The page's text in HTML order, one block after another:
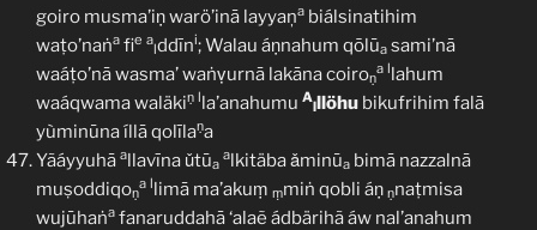
goiro musma’iṇ warö’inā layyaņa biálsinatihim
waṭo’naṅa fie a
lddīni; Walau áṇnahum qōlūa sami’nā
waáṭo’nā wasma’ waṅṿurnā lakāna coiroṇ
a llahum
waáqwama waläkiṇ lla’anahumu A
lllöhu bikufrihim falā
yùminūna íllā qolīlaṇa
Yãáyyuhā allavīna ǔtūa
alkitäba ǎminūa bimā nazzalnā
muṣoddiqoṇ
a llimā ma’akuṃ ṃmiṅ qobli áṇ ṇnaṭmisa
wujūhaṅa fanaruddahā ‘alaẽ ádbärihã áw nal’anahum